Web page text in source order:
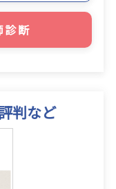
診断
判など